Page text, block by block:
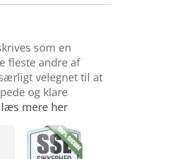
som en
fleste andre af
velegnet til at
og klare
læs mere her